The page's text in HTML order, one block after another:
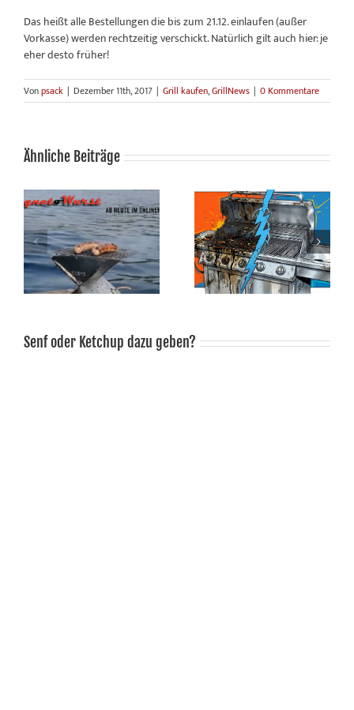
Das heißt alle Bestellungen die bis zum 21.12. einlaufen (außer
Vorkasse) werden rechtzeitig verschickt. Natürlich gilt auch hier: je
eher desto früher!
Vonpsack | Dezember 11th, 2017 | Grill kaufen,GrillNews | 0 Kommentare
Ähnliche Beiträge
ZWEEnHALB – Grillen. Und
danach kümmern wir uns
um den Rest.
Wenn der Winter geht und
der Grill bleibt
Senf oder Ketchup dazu geben?